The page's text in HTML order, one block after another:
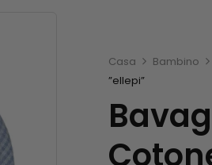
Casa Bambino
”ellepi”